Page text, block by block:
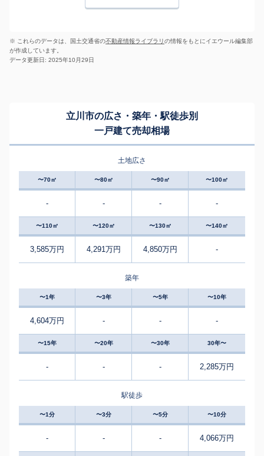
※ これらのデータは、国土交通省の不動産情報ライブラリの情報をもとにイエウール編集部
が作成しています。
データ更新日: 2025年10月29日
立川市の広さ・築年・駅徒歩別
一戸建て売却相場
土地広さ
〜70㎡ 〜80㎡ 〜90㎡ 〜100㎡
- - - -
〜110㎡ 〜120㎡ 〜130㎡ 〜140㎡
3,585万円 4,291万円 4,850万円 -
築年
〜1年 〜3年 〜5年 〜10年
4,604万円 - - -
〜15年 〜20年 〜30年 30年〜
- - - 2,285万円
駅徒歩
〜1分 〜3分 〜5分 〜10分
- - - 4,066万円